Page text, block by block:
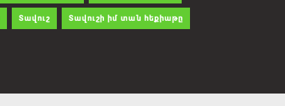
Տավուշ Տավուշի իմ տան հեքիաթը